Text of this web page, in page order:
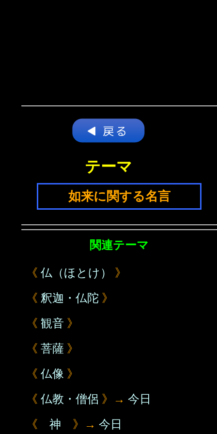
テーマ
如来に関する名言
関連テーマ
《 仏（ほとけ）
》
《 釈迦・仏陀 》
《 観音 》
《 菩薩 》
《 仏像 》
《 仏教・僧侶 》→ 今日
《 神 》→ 今日